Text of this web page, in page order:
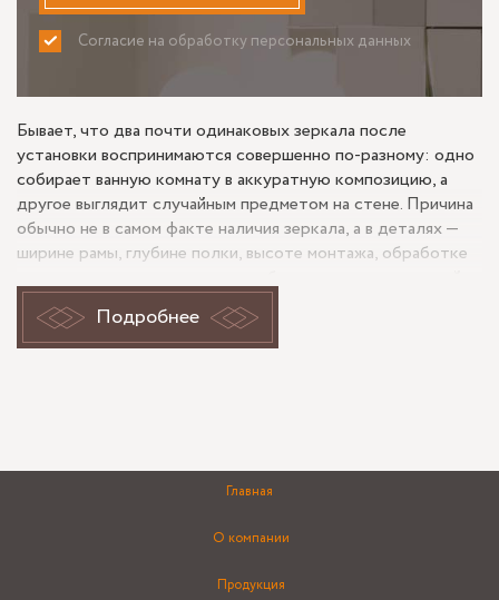
Согласие на обработку персональных данных
ПРИНИМАЮ НЕ ПРИНИМАЮ
Бывает, что два почти одинаковых зеркала после
установки воспринимаются совершенно по-разному: одно
собирает ванную комнату в аккуратную композицию, а
другое выглядит случайным предметом на стене. Причина
обычно не в самом факте наличия зеркала, а в деталях —
ширине рамы, глубине полки, высоте монтажа, обработке
светом и мебелью. Для объекта вроде «Зеркало в раме с
полкой в ванную комнату - Динамовская ул, 2» это
особенно заметно, потому что здесь сочетаются сразу
восприятие всей стены
стандартного готового изделия тем, что его подбирают
пропорции самой отражающей части, толщина рамы и
Подробнее
Главная
О компании
Продукция